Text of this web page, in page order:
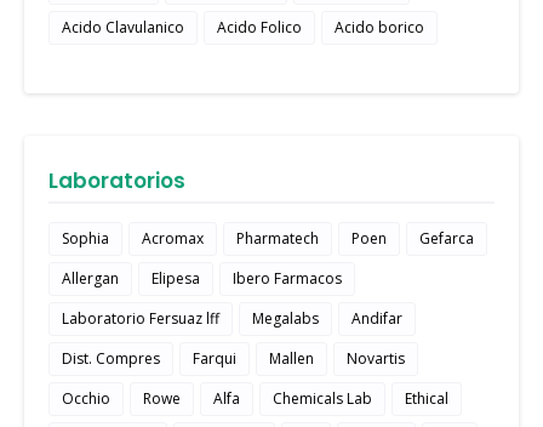
Acido Clavulanico
Acido Folico Acido borico
Laboratorios
Sophia Acromax Pharmatech Poen
Gefarca
Allergan
Elipesa
Ibero Farmacos
Laboratorio Fersuaz lff
Megalabs
Andifar
Dist. Compres
Farqui Mallen
Novartis
Occhio
Rowe Alfa Chemicals Lab
Ethical